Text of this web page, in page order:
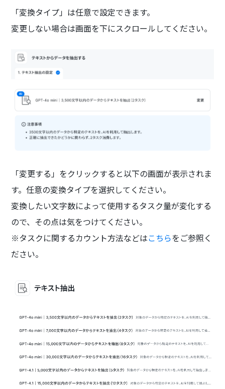
「変換タイプ」は任意で設定できます。
変更しない場合は画面を下にスクロールしてください。
「変更する」をクリックすると以下の画面が表示されま
す。任意の変換タイプを選択してください。
変換したい文字数によって使用するタスク量が変化する
ので、その点は気をつけてください。
※タスクに関するカウント方法などはこちらをご参照く
ださい。